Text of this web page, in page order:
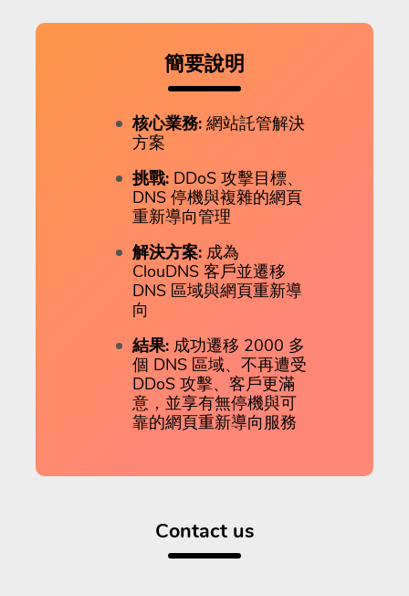
簡要說明
核心業務: 網站託管解決
方案
挑戰: DDoS 攻擊目標、
DNS 停機與複雜的網頁
重新導向管理
解決方案: 成為
ClouDNS 客戶並遷移
DNS 區域與網頁重新導
向
結果: 成功遷移 2000 多
個 DNS 區域、不再遭受
DDoS 攻擊、客戶更滿
意，並享有無停機與可
靠的網頁重新導向服務
Contact us